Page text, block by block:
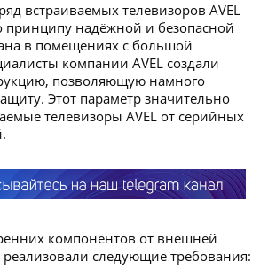
встраиваемых телевизоров AVEL
принципу надёжной и безопасной
в помещениях с большой
компании AVEL создали
позволяющую намного
Этот параметр значительно
телевизоры AVEL от серийных
компонентов от внешней
следующие требования: